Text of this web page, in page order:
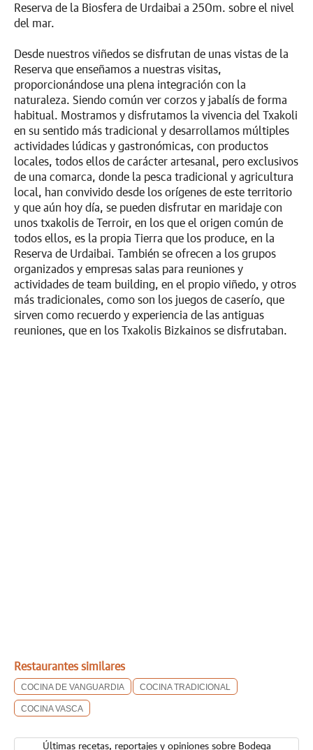
Reserva de la Biosfera de Urdaibai a 250m. sobre el nivel
del mar.
Desde nuestros viñedos se disfrutan de unas vistas de la
Reserva que enseñamos a nuestras visitas,
proporcionándose una plena integración con la
naturaleza. Siendo común ver corzos y jabalís de forma
habitual. Mostramos y disfrutamos la vivencia del Txakoli
en su sentido más tradicional y desarrollamos múltiples
actividades lúdicas y gastronómicas, con productos
locales, todos ellos de carácter artesanal, pero exclusivos
de una comarca, donde la pesca tradicional y agricultura
local, han convivido desde los orígenes de este territorio
y que aún hoy día, se pueden disfrutar en maridaje con
unos txakolis de Terroir, en los que el origen común de
todos ellos, es la propia Tierra que los produce, en la
Reserva de Urdaibai. También se ofrecen a los grupos
organizados y empresas salas para reuniones y
actividades de team building, en el propio viñedo, y otros
más tradicionales, como son los juegos de caserío, que
sirven como recuerdo y experiencia de las antiguas
reuniones, que en los Txakolis Bizkainos se disfrutaban.
Restaurantes similares
COCINA DE VANGUARDIA COCINA TRADICIONAL
COCINA VASCA
Últimas recetas, reportajes y opiniones sobre Bodega